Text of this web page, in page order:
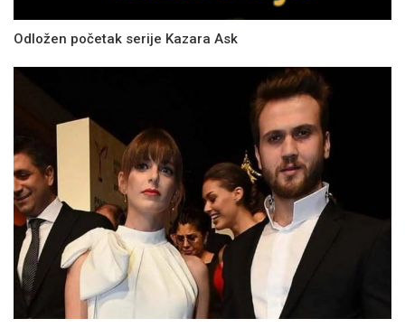
Odložen početak serije Kazara Ask